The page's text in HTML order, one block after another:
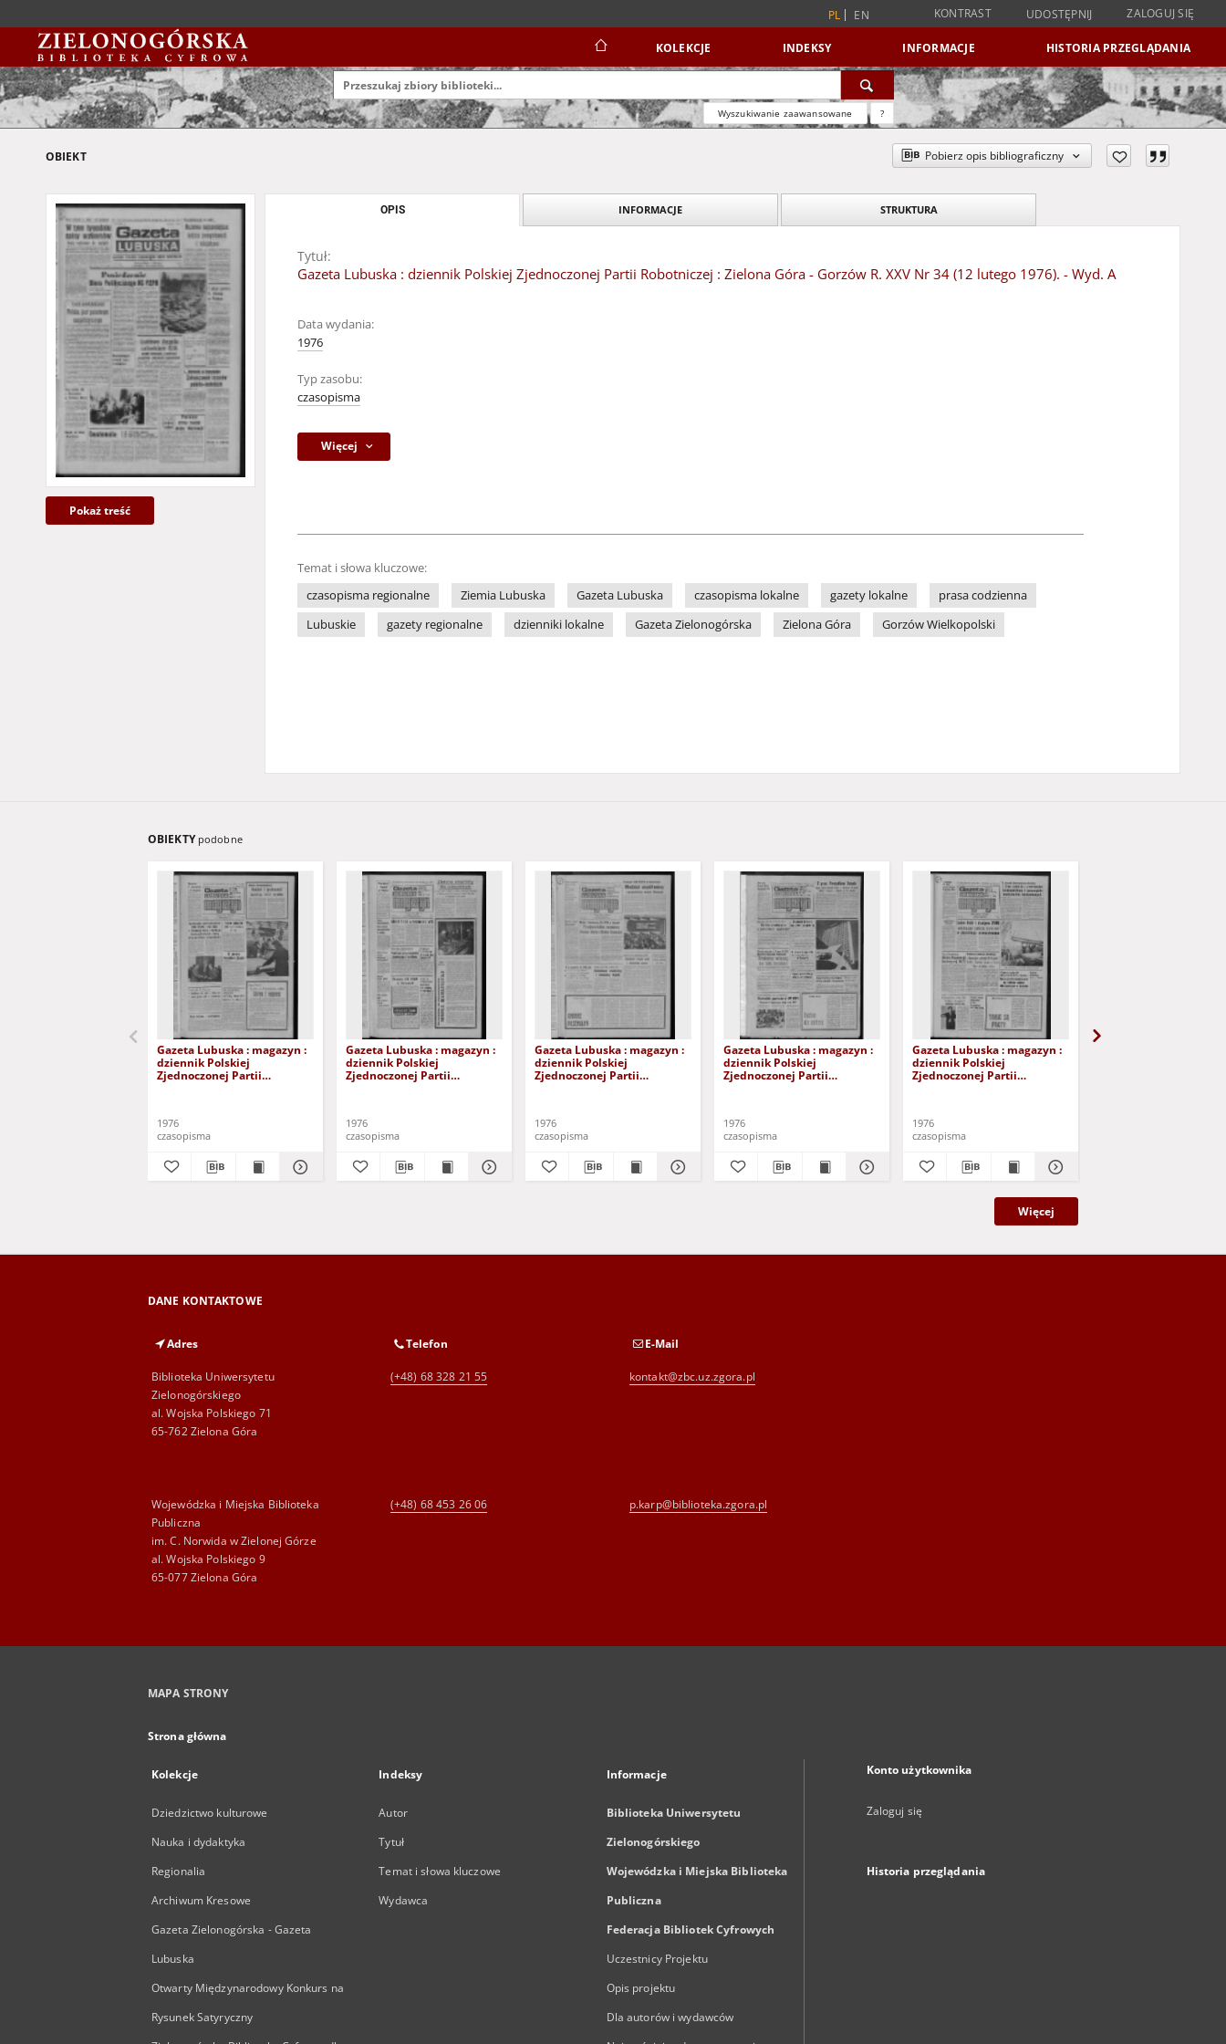
PL EN KONTRAST UDOSTĘPNIJ ZALOGUJ SIĘ
KOLEKCJE INDEKSY INFORMACJE HISTORIA PRZEGLĄDANIA
Wyszukiwanie zaawansowane ?
OBIEKT Pobierz opis bibliograficzny
Pokaż treść
OPIS INFORMACJE STRUKTURA
Tytuł:
Gazeta Lubuska : dziennik Polskiej Zjednoczonej Partii Robotniczej : Zielona Góra - Gorzów R. XXV Nr 34 (12 lutego 1976). - Wyd. A
Data wydania:
1976
Typ zasobu:
czasopisma
Więcej
Temat i słowa kluczowe:
czasopisma regionalne
Ziemia Lubuska Gazeta Lubuska czasopisma lokalne gazety lokalne
prasa codzienna
Lubuskie
gazety regionalne dzienniki lokalne Gazeta Zielonogórska Zielona Góra Gorzów Wielkopolski
OBIEKTY podobne
Gazeta Lubuska : magazyn :
dziennik Polskiej
Zjednoczonej Partii
1976
czasopisma
Gazeta Lubuska : magazyn :
dziennik Polskiej
Zjednoczonej Partii
1976
czasopisma
Gazeta Lubuska : magazyn :
dziennik Polskiej
Zjednoczonej Partii
1976
czasopisma
Gazeta Lubuska : magazyn :
dziennik Polskiej
Zjednoczonej Partii
1976
czasopisma
Gazeta Lubuska : magazyn :
dziennik Polskiej
Zjednoczonej Partii
1976
czasopisma
Więcej
DANE KONTAKTOWE
Adres
Biblioteka Uniwersytetu
Zielonogórskiego
al. Wojska Polskiego 71
65-762 Zielona Góra
Telefon
(+48) 68 328 21 55
E-Mail
kontakt@zbc.uz.zgora.pl
Wojewódzka i Miejska Biblioteka
Publiczna
im. C. Norwida w Zielonej Górze
al. Wojska Polskiego 9
65-077 Zielona Góra
(+48) 68 453 26 06 p.karp@biblioteka.zgora.pl
MAPA STRONY
Strona główna
Kolekcje
Dziedzictwo kulturowe
Nauka i dydaktyka
Regionalia
Archiwum Kresowe
Gazeta Zielonogórska - Gazeta
Lubuska
Otwarty Międzynarodowy Konkurs na
Rysunek Satyryczny
Indeksy
Autor
Tytuł
Temat i słowa kluczowe
Wydawca
Informacje
Biblioteka Uniwersytetu
Zielonogórskiego
Wojewódzka i Miejska Biblioteka
Publiczna
Federacja Bibliotek Cyfrowych
Uczestnicy Projektu
Opis projektu
Dla autorów i wydawców
Konto użytkownika
Zaloguj się
Historia przeglądania